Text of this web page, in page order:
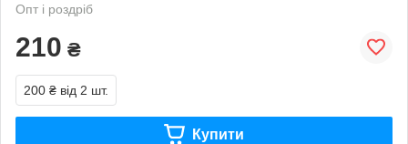
Опт і роздріб
210 ₴
200 ₴ від 2 шт.
Купити